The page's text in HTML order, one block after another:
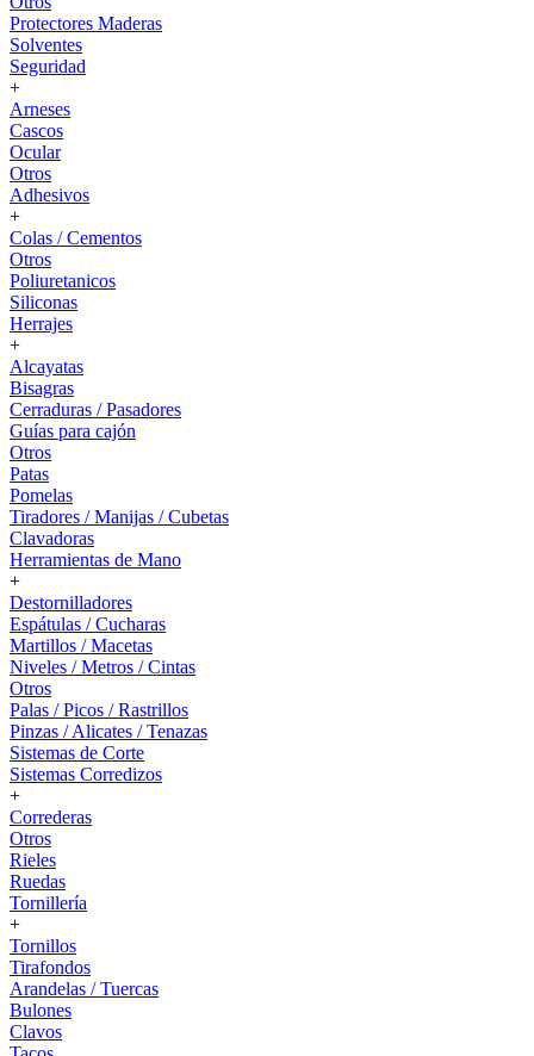
Protectores Maderas
Solventes
Seguridad
+
Arneses
Cascos
Ocular
Otros
Adhesivos
+
Colas / Cementos
Otros
Poliuretanicos
Siliconas
Herrajes
+
Alcayatas
Bisagras
Cerraduras / Pasadores
Guías para cajón
Otros
Patas
Pomelas
Tiradores / Manijas / Cubetas
Clavadoras
Herramientas de Mano
+
Destornilladores
Espátulas / Cucharas
Martillos / Macetas
Niveles / Metros / Cintas
Otros
Palas / Picos / Rastrillos
Pinzas / Alicates / Tenazas
Sistemas de Corte
Sistemas Corredizos
+
Correderas
Otros
Rieles
Ruedas
Tornillería
+
Tornillos
Tirafondos
Arandelas / Tuercas
Bulones
Clavos